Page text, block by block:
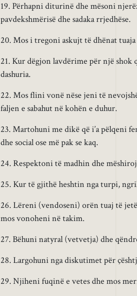
19. Përhapni diturinë dhe mësoni
pavdekshmërisë dhe sadaka rrjedhëse.
20. Mos i tregoni askujt të dhënat
21. Kur dëgjon lavdërime për një
dashuria.
22. Mos flini vonë nëse jeni të
faljen e sabahut në kohën e duhur.
23. Martohuni me dikë që i’a pëlqeni
dhe social ose më pak se kaq.
24. Respektoni të madhin dhe
25. Kur të gjithë heshtin nga turpi,
26. Lëreni (vendoseni) orën tuaj të
mos vonoheni në takim.
27. Bëhuni natyral (vetvetja) dhe
28. Largohuni nga diskutimet për
29. Njiheni fuqinë e vetes dhe mos